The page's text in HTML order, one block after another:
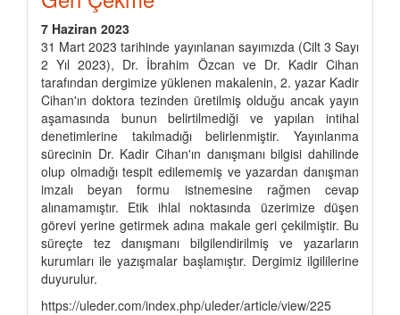
7 Haziran 2023
31 Mart 2023 tarihinde yayınlanan sayımızda (Cilt 3 Sayı
2 Yıl 2023), Dr. İbrahim Özcan ve Dr. Kadir Cihan
tarafından dergimize yüklenen makalenin, 2. yazar Kadir
Cihan'ın doktora tezinden üretilmiş olduğu ancak yayın
aşamasında bunun belirtilmediği ve yapılan intihal
denetimlerine takılmadığı belirlenmiştir. Yayınlanma
sürecinin Dr. Kadir Cihan'ın danışmanı bilgisi dahilinde
olup olmadığı tespit edilememiş ve yazardan danışman
imzalı beyan formu istnemesine rağmen cevap
alınamamıştır. Etik ihlal noktasında üzerimize düşen
görevi yerine getirmek adına makale geri çekilmiştir. Bu
süreçte tez danışmanı bilgilendirilmiş ve yazarların
kurumları ile yazışmalar başlamıştır. Dergimiz ilgililerine
duyurulur.
https://uleder.com/index.php/uleder/article/view/225